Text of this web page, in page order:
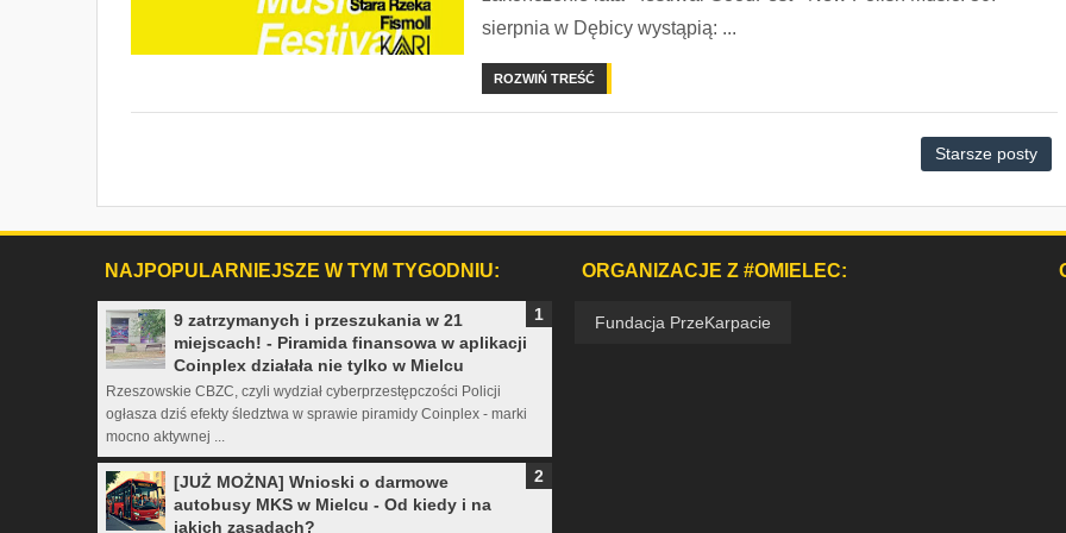
sierpnia w Dębicy wystąpią: ...
ROZWIŃ TREŚĆ
Starsze posty
NAJPOPULARNIEJSZE W TYM TYGODNIU:
9 zatrzymanych i przeszukania w 21
miejscach! - Piramida finansowa w aplikacji
Coinplex działała nie tylko w Mielcu
Rzeszowskie CBZC, czyli wydział cyberprzestępczości Policji
ogłasza dziś efekty śledztwa w sprawie piramidy Coinplex - marki
mocno aktywnej ...
[JUŻ MOŻNA] Wnioski o darmowe
autobusy MKS w Mielcu - Od kiedy i na
jakich zasadach?
ORGANIZACJE Z #OMIELEC:
Fundacja PrzeKarpacie